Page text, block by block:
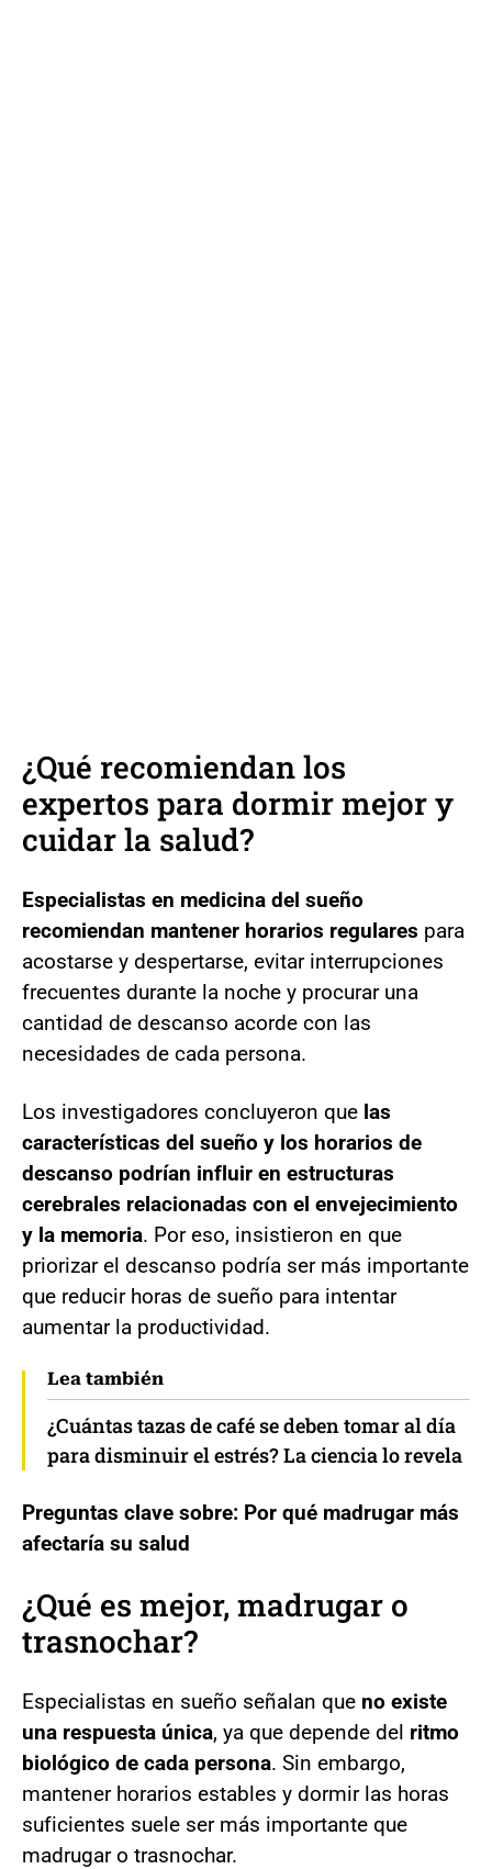
¿Qué recomiendan los
expertos para dormir mejor y
cuidar la salud?
Especialistas en medicina del sueño
recomiendan mantener horarios regulares para
acostarse y despertarse, evitar interrupciones
frecuentes durante la noche y procurar una
cantidad de descanso acorde con las
necesidades de cada persona.
Los investigadores concluyeron que las
características del sueño y los horarios de
descanso podrían influir en estructuras
cerebrales relacionadas con el envejecimiento
y la memoria. Por eso, insistieron en que
priorizar el descanso podría ser más importante
que reducir horas de sueño para intentar
aumentar la productividad.
Lea también
¿Cuántas tazas de café se deben tomar al día
para disminuir el estrés? La ciencia lo revela
Preguntas clave sobre: Por qué madrugar más
afectaría su salud
¿Qué es mejor, madrugar o
trasnochar?
Especialistas en sueño señalan que no existe
una respuesta única, ya que depende del ritmo
biológico de cada persona. Sin embargo,
mantener horarios estables y dormir las horas
suficientes suele ser más importante que
madrugar o trasnochar.